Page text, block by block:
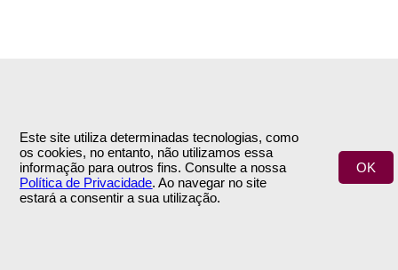
Este site utiliza determinadas tecnologias, como
os cookies, no entanto, não utilizamos essa
informação para outros fins. Consulte a nossa
Política de Privacidade. Ao navegar no site
estará a consentir a sua utilização.
OK
Termos e Condições
Política de Privacidade
Contactos
Envio
Trocas & Devoluções
ÁREA DE CLIENTE
SIGA-NOS